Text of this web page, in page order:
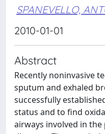
SPANEVELLO,
2010-01-01
Abstract
Recently noninvasive
sputum and exhaled
successfully
status and to find
airways involved in